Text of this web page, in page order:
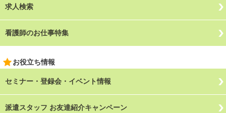
求人検索
看護師のお仕事特集
お役立ち情報
セミナー・登録会・イベント情報
派遣スタッフ お友達紹介キャンペーン